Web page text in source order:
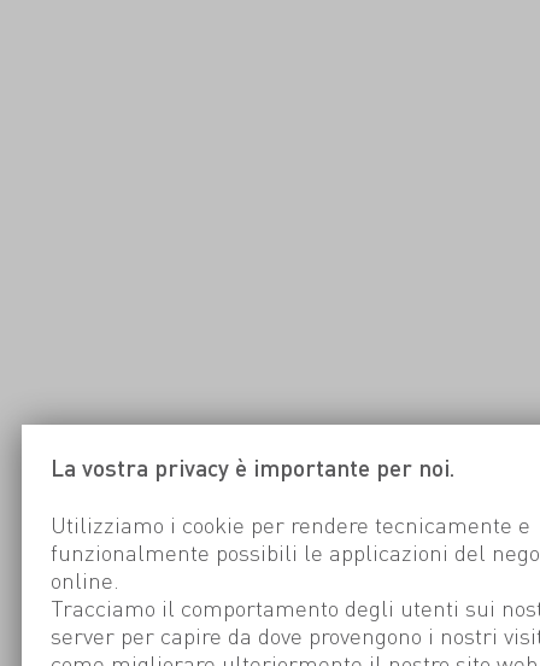
La vostra privacy è importante per noi.
Utilizziamo i cookie per rendere tecnicamente e
funzionalmente possibili le applicazioni del
online.
Tracciamo il comportamento degli utenti sui
server per capire da dove provengono i nostri